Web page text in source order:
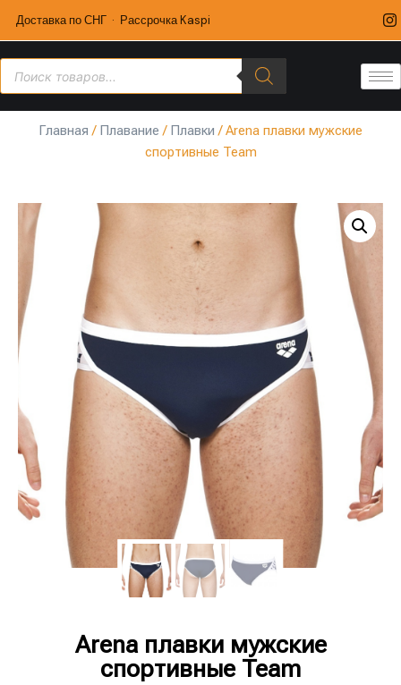
Доставка по СНГ · Рассрочка Kaspi
Главная / Плавание / Плавки / Arena плавки мужские
спортивные Team
Arena плавки мужские
спортивные Team